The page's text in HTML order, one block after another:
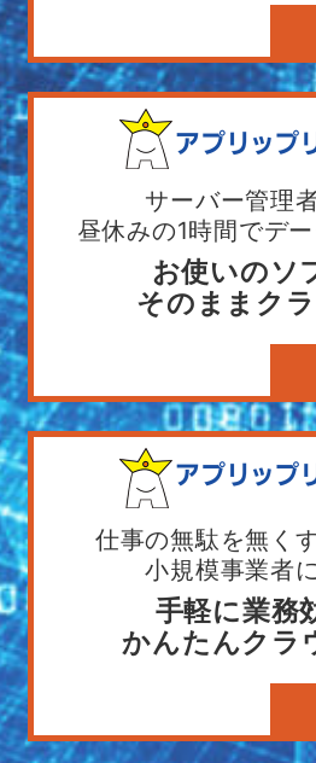
サーバー管理
昼休みの1時間でデ
お使いのソ
そのままク
仕事の無駄を無く
小規模事業者
手軽に業務
かんたんクラ